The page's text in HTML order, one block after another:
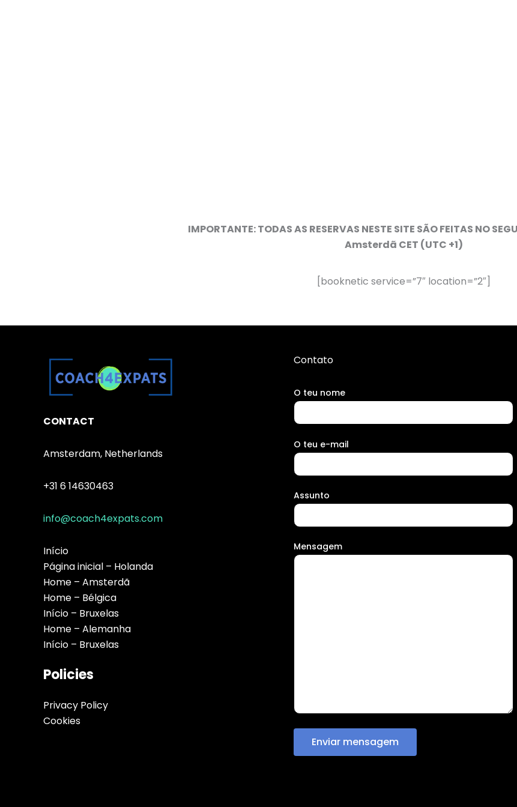
IMPORTANTE: TODAS AS RESERVAS NESTE SITE SÃO FEITAS NO
Amsterdã CET (UTC +1)
[booknetic service=”7″ location=”2″]
CONTACT
Amsterdam, Netherlands
+31 6 14630463
info@coach4expats.com
Início
Página inicial – Holanda
Home – Amsterdã
Home – Bélgica
Início – Bruxelas
Home – Alemanha
Início – Bruxelas
Policies
Privacy Policy
Cookies
Contato
O teu nome
O teu e-mail
Assunto
Mensagem